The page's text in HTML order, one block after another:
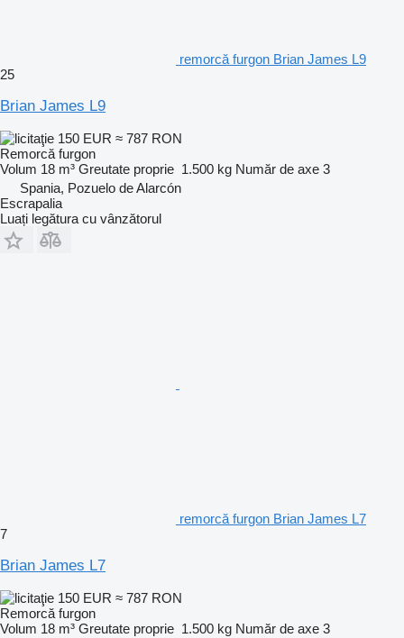
remorcă furgon Brian James L9
25
Brian James L9
150 EUR ≈ 787 RON
Remorcă furgon
Volum 18 m³ Greutate proprie 1.500 kg Număr de axe 3
Spania, Pozuelo de Alarcón
Escrapalia
Luați legătura cu vânzătorul
remorcă furgon Brian James L7
7
Brian James L7
150 EUR ≈ 787 RON
Remorcă furgon
Volum 18 m³ Greutate proprie 1.500 kg Număr de axe 3